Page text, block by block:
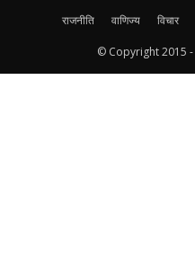
राजनीति वाणिज्य विचार
© Copyright 2015 -